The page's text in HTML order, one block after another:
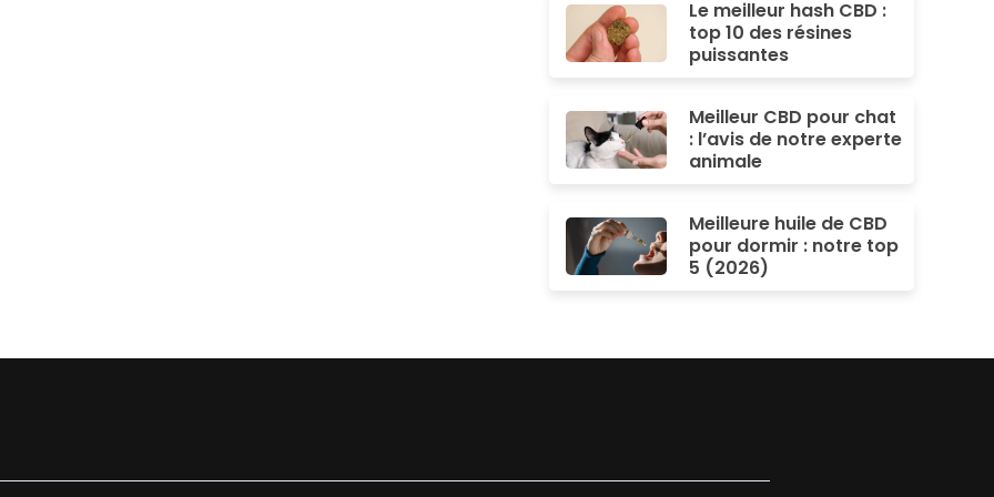
Le meilleur hash CBD :
top 10 des résines
puissantes
Meilleur CBD pour chat
: l’avis de notre experte
animale
Meilleure huile de CBD
pour dormir : notre top
5 (2026)